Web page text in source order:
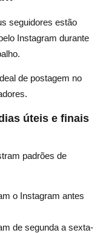
seguidores estão
Instagram durante
de postagem no
úteis e finais
padrões de
o Instagram antes
de segunda a sexta-